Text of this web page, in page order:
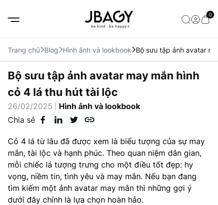
0
Trang chủ Blog Hình ảnh và lookbook Bộ sưu tập ảnh avatar
Bộ sưu tập ảnh avatar may mắn hình
cỏ 4 lá thu hút tài lộc
26/02/2025
Hình ảnh và lookbook
Chia sẻ
Cỏ 4 lá từ lâu đã được xem là biểu tượng của sự may
mắn, tài lộc và hạnh phúc. Theo quan niệm dân gian,
mỗi chiếc lá tượng trưng cho một điều tốt đẹp: hy
vọng, niềm tin, tình yêu và may mắn. Nếu bạn đang
tìm kiếm một ảnh avatar may mắn thì những gợi ý
dưới đây chính là lựa chọn hoàn hảo.